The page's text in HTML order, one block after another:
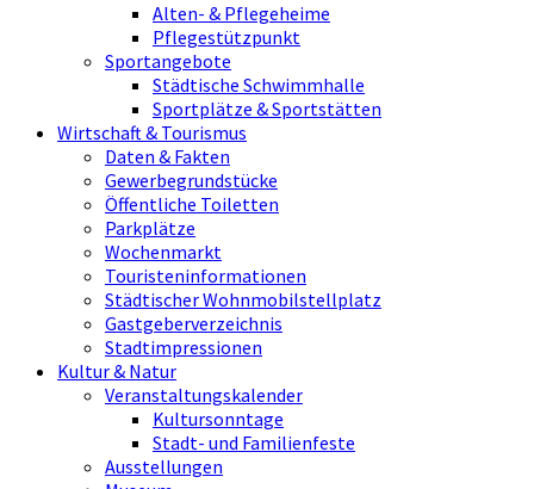
Alten- & Pflegeheime
Pflegestützpunkt
Sportangebote
Städtische Schwimmhalle
Sportplätze & Sportstätten
Wirtschaft & Tourismus
Daten & Fakten
Gewerbegrundstücke
Öffentliche Toiletten
Parkplätze
Wochenmarkt
Touristeninformationen
Städtischer Wohnmobilstellplatz
Gastgeberverzeichnis
Stadtimpressionen
Kultur & Natur
Veranstaltungskalender
Kultursonntage
Stadt- und Familienfeste
Ausstellungen